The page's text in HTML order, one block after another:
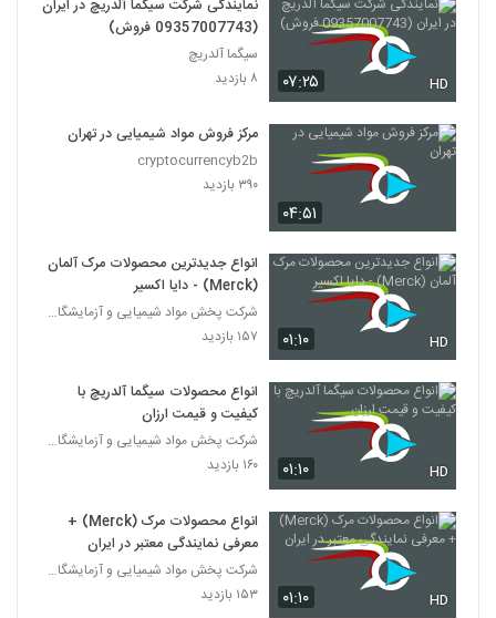
۰۷:۲۵ HD
نمایندگی شرکت سیگما آلدریچ در ایران
(09357007743 فروش)
سیگما آلدریچ
۸ بازدید
۰۴:۵۱
مرکز فروش مواد شیمیایی در تهران
cryptocurrencyb2b
۳۹۰ بازدید
۰۱:۱۰ HD
انواع جدیدترین محصولات مرک آلمان
(Merck) - دایا اکسیر
شرکت پخش مواد شیمیایی و آزمایشگاهی دایا اکسیر
۱۵۷ بازدید
۰۱:۱۰ HD
انواع محصولات سیگما آلدریچ با
کیفیت و قیمت ارزان
شرکت پخش مواد شیمیایی و آزمایشگاهی دایا اکسیر
۱۶۰ بازدید
۰۱:۱۰ HD
انواع محصولات مرک (Merck) +
معرفی نمایندگی معتبر در ایران
شرکت پخش مواد شیمیایی و آزمایشگاهی دایا اکسیر
۱۵۳ بازدید